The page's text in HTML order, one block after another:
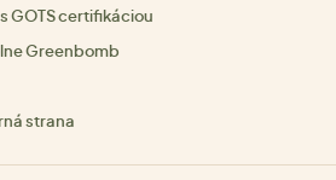
GOTS certifikáciou
Greenbomb
strana